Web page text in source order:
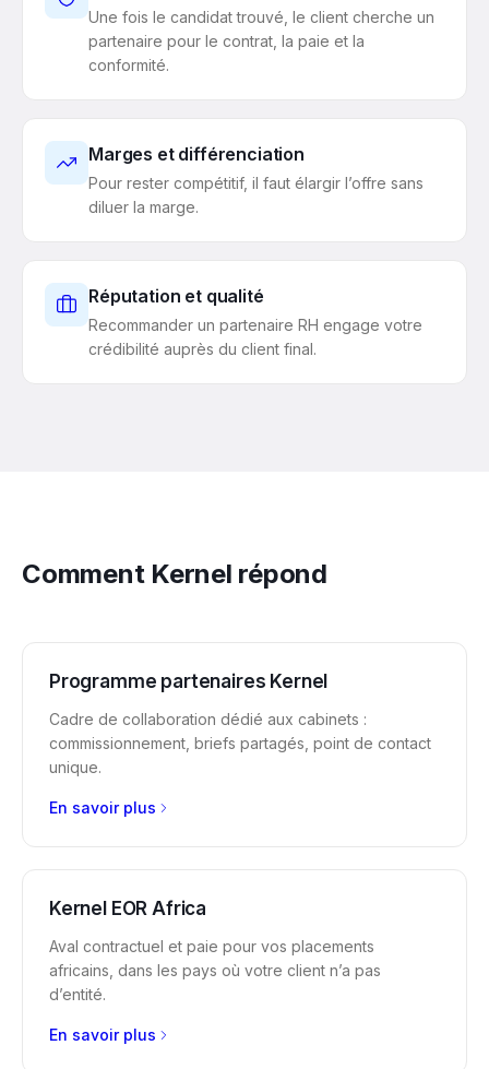
Une fois le candidat trouvé, le client cherche un
partenaire pour le contrat, la paie et la
conformité.
Marges et différenciation
Pour rester compétitif, il faut élargir l’offre sans
diluer la marge.
Réputation et qualité
Recommander un partenaire RH engage votre
crédibilité auprès du client final.
Comment Kernel répond
Programme partenaires Kernel
Cadre de collaboration dédié aux cabinets :
commissionnement, briefs partagés, point de contact
unique.
En savoir plus
Kernel EOR Africa
Aval contractuel et paie pour vos placements
africains, dans les pays où votre client n’a pas
d’entité.
En savoir plus